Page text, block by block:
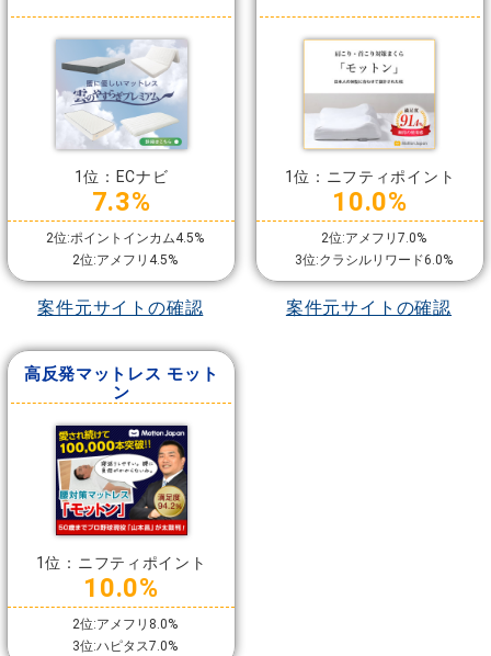
1位：ECナビ
7.3%
2位:ポイントインカム4.5%
2位:アメフリ4.5%
案件元サイトの確認
1位：ニフティポイント
10.0%
2位:アメフリ7.0%
3位:クラシルリワード6.0%
案件元サイトの確認
高反発マットレス モット
ン
1位：ニフティポイント
10.0%
2位:アメフリ8.0%
3位:ハピタス7.0%